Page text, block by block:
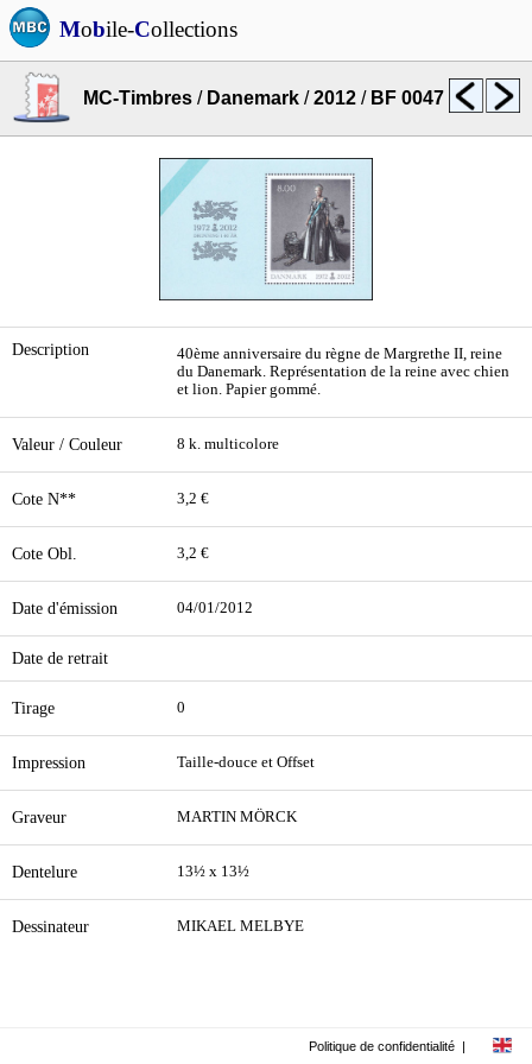
Mobile-Collections
MC-Timbres / Danemark /2012 / BF 0047
Description
40ème anniversaire du règne de Margrethe II, reine
du Danemark. Représentation de la reine avec chien
et lion. Papier gommé.
Valeur / Couleur 8 k. multicolore
Cote N** 3,2 €
Cote Obl. 3,2 €
Date d'émission 04/01/2012
Date de retrait
Tirage 0
Impression Taille-douce et Offset
Graveur MARTIN MÖRCK
Dentelure 13½ x 13½
Dessinateur MIKAEL MELBYE
Politique de confidentialité |